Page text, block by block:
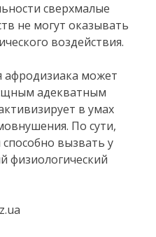
сверхмалые
не могут оказывать
воздействия.
афродизиака может
адекватным
в умах
По сути,
вызвать у
физиологический